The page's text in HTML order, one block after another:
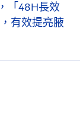
「48H長效
有效提亮腋